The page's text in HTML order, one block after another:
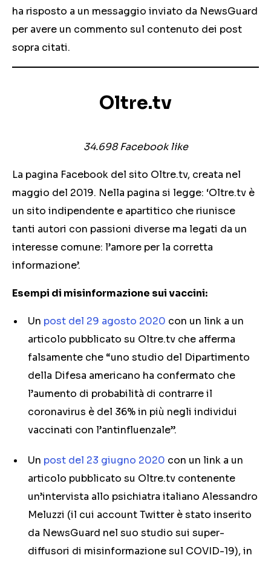
ha risposto a un messaggio inviato da NewsGuard
per avere un commento sul contenuto dei post
sopra citati.
Oltre.tv
34.698 Facebook like
La pagina Facebook del sito Oltre.tv, creata nel
maggio del 2019. Nella pagina si legge: ‘Oltre.tv è
un sito indipendente e apartitico che riunisce
tanti autori con passioni diverse ma legati da un
interesse comune: l’amore per la corretta
informazione’.
Esempi di misinformazione sui vaccini:
Un post del 29 agosto 2020 con un link a un
articolo pubblicato su Oltre.tv che afferma
falsamente che “uno studio del Dipartimento
della Difesa americano ha confermato che
l’aumento di probabilità di contrarre il
coronavirus è del 36% in più negli individui
vaccinati con l’antinfluenzale”.
Un post del 23 giugno 2020 con un link a un
articolo pubblicato su Oltre.tv contenente
un’intervista allo psichiatra italiano Alessandro
Meluzzi (il cui account Twitter è stato inserito
da NewsGuard nel suo studio sui super-
diffusori di misinformazione sul COVID-19), in